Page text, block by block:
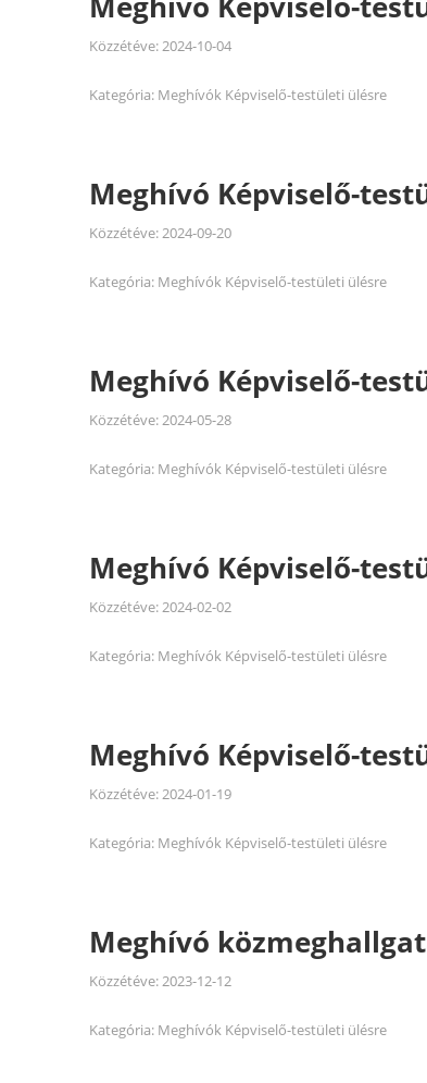
Közzétéve:2024-10-04
Kategória: Meghívók Képviselő-testületi ülésre
Meghívó Képviselő-
Közzétéve:2024-09-20
Kategória: Meghívók Képviselő-testületi ülésre
Meghívó Képviselő-
Közzétéve:2024-05-28
Kategória: Meghívók Képviselő-testületi ülésre
Meghívó Képviselő-
Közzétéve:2024-02-02
Kategória: Meghívók Képviselő-testületi ülésre
Meghívó Képviselő-
Közzétéve:2024-01-19
Kategória: Meghívók Képviselő-testületi ülésre
Meghívó
Közzétéve:2023-12-12
Kategória: Meghívók Képviselő-testületi ülésre